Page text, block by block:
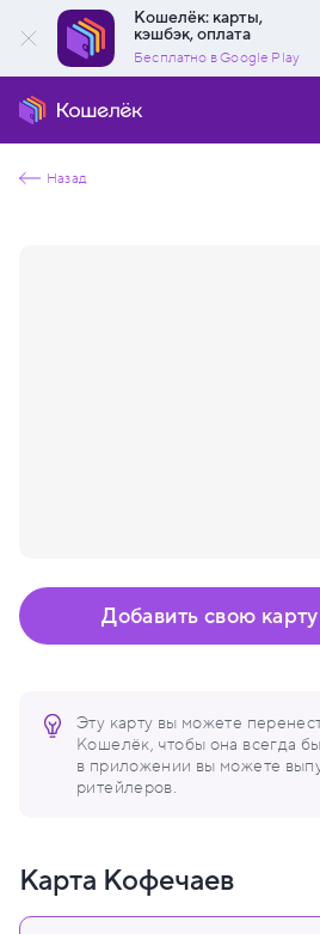
Кошелёк: карты,
кэшбэк, оплата
Бесплатно в Google Play
Назад
Эту карту вы можете
Кошелёк, чтобы она всегда
в приложении вы можете
ритейлеров.
Добавить свою
Карта Кофечаев